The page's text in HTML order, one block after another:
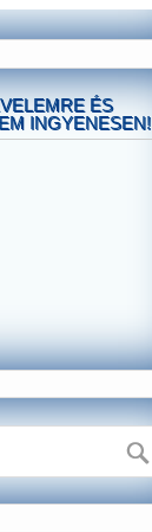
ÉS
INGYENESEN!